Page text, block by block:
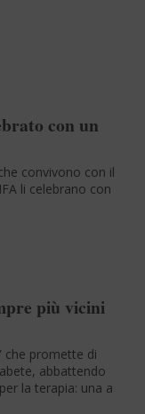
con un
convivono con il
li celebrano con
più vicini
che promette di
abbattendo
la terapia: una a